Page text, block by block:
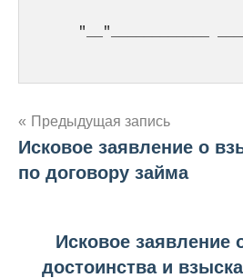
"__"____________
Навигация
по
Предыдущая запись
Исковое заявление о
по договору займа
Исковое заявление
достоинства и